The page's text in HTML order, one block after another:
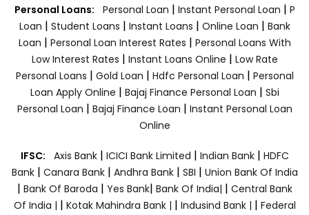
Personal Loans: Personal Loan | Instant Personal Loan | P
Loan | Student Loans | Instant Loans | Online Loan | Bank
Loan | Personal Loan Interest Rates | Personal Loans With
Low Interest Rates | Instant Loans Online | Low Rate
Personal Loans | Gold Loan | Hdfc Personal Loan | Personal
Loan Apply Online | Bajaj Finance Personal Loan | Sbi
Personal Loan | Bajaj Finance Loan | Instant Personal Loan
Online
IFSC: Axis Bank | ICICI Bank Limited | Indian Bank | HDFC
Bank| Canara Bank | Andhra Bank| SBI | Union Bank Of India
| Bank Of Baroda | Yes Bank| Bank Of India| | Central Bank
Of India | | Kotak Mahindra Bank | | Indusind Bank | | Federal